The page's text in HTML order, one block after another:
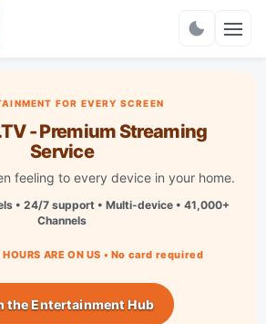
FOR EVERY SCREEN
- Premium Streaming
Service
feeling to every device in your home.
• 24/7 support • Multi-device • 41,000+
Channels
HOURS ARE ON US • No card required
the Entertainment Hub